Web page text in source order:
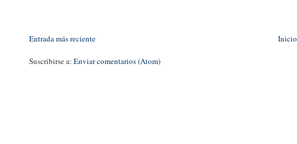
Entrada más reciente Inicio
Suscribirse a:Enviar comentarios (Atom)